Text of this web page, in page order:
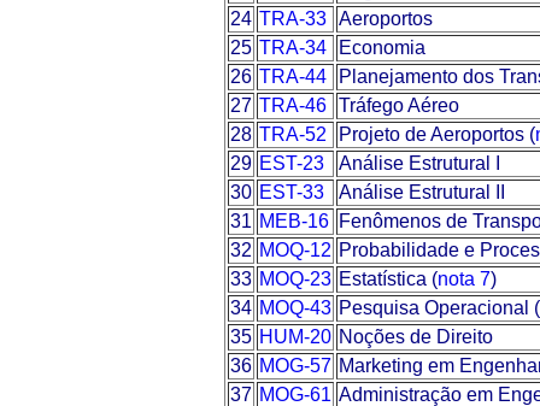
24 TRA-33
Aeroportos
25 TRA-34
Economia
26 TRA-44
Planejamento dos
27 TRA-46
Tráfego Aéreo
28 TRA-52 Projeto de Aeroportos (
29 EST-23
Análise Estrutural I
30 EST-33
Análise Estrutural II
31 MEB-16
Fenômenos de
32 MOQ-12 Probabilidade e
33 MOQ-23 Estatística (nota 7)
34 MOQ-43 Pesquisa Operacional (
35 HUM-20 Noções de Direito
36 MOG-57 Marketing em
37 MOG-61 Administração em